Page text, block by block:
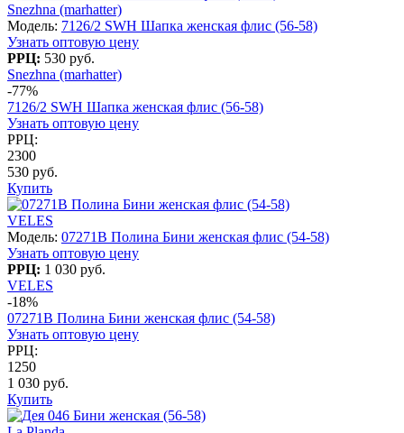
Snezhna (marhatter)
Модель: 7126/2 SWH Шапка женская флис (56-58)
Узнать оптовую цену
РРЦ: 530 руб.
Snezhna (marhatter)
-77%
7126/2 SWH Шапка женская флис (56-58)
Узнать оптовую цену
РРЦ:
2300
530 руб.
Купить
VELES
Модель: 07271B Полина Бини женская флис (54-58)
Узнать оптовую цену
РРЦ: 1 030 руб.
VELES
-18%
07271B Полина Бини женская флис (54-58)
Узнать оптовую цену
РРЦ:
1250
1 030 руб.
Купить